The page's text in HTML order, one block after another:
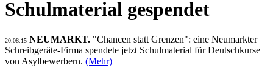
Schulmaterial gespendet
20.08.15 NEUMARKT. "Chancen statt Grenzen": eine Neumarkter
Schreibgeräte-Firma spendete jetzt Schulmaterial für Deutschkurse
von Asylbewerbern. (Mehr)